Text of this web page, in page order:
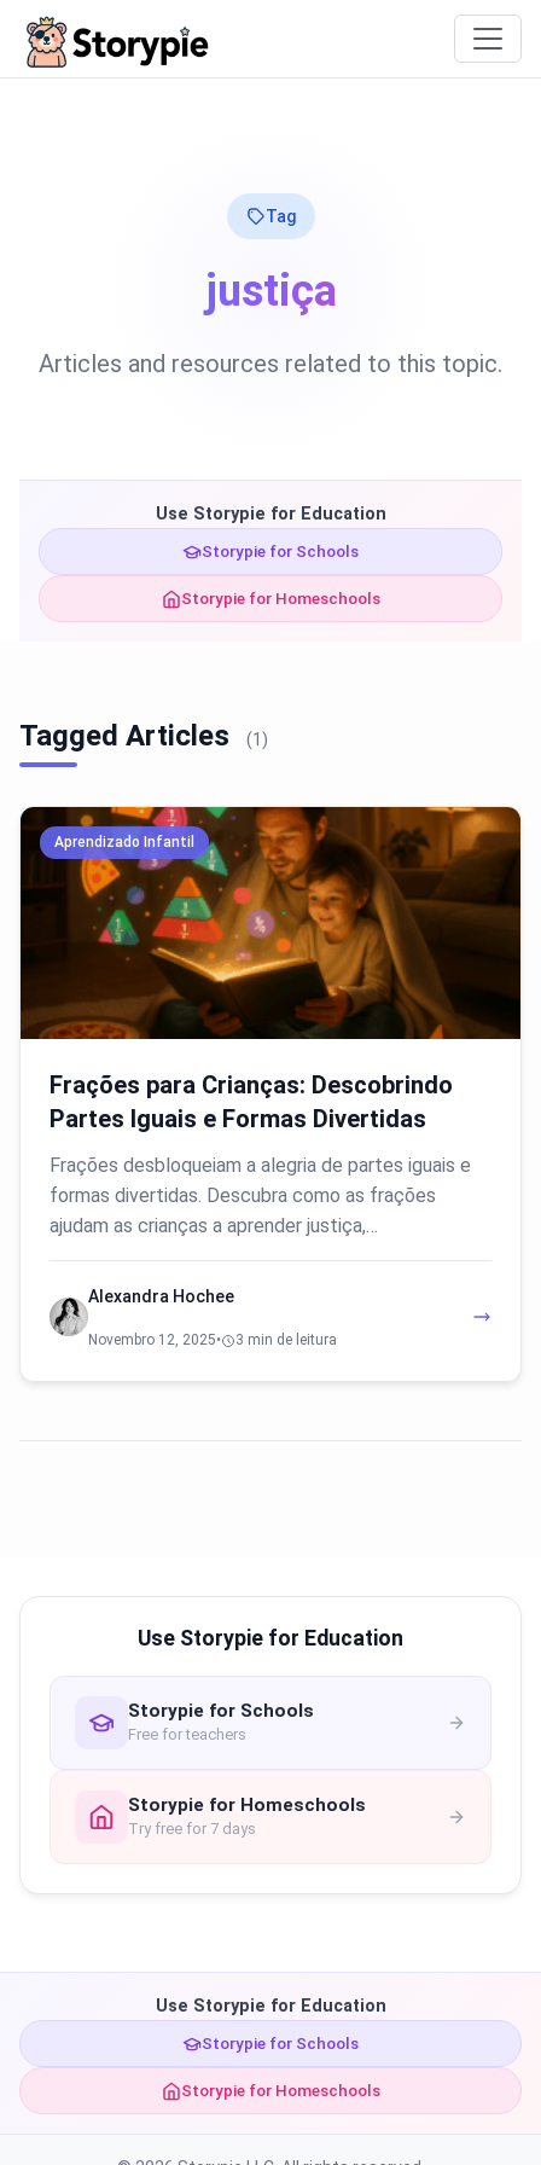
Tag
justiça
Articles and resources related to this topic.
Use Storypie for Education
Storypie for Schools
Storypie for Homeschools
Tagged Articles (1)
Aprendizado Infantil
Frações para Crianças: Descobrindo
Partes Iguais e Formas Divertidas
Frações desbloqueiam a alegria de partes iguais e
formas divertidas. Descubra como as frações
ajudam as crianças a aprender justiça,…
Alexandra Hochee
Novembro 12, 2025• 3 min de leitura
Use Storypie for Education
Storypie for Schools
Free for teachers
Storypie for Homeschools
Try free for 7 days
Use Storypie for Education
Storypie for Schools
Storypie for Homeschools